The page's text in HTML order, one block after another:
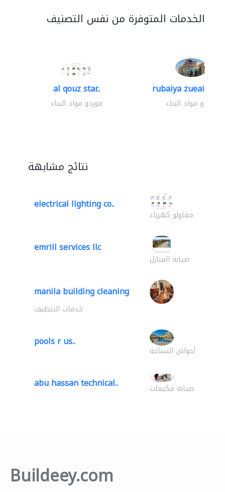
الخدمات المتوفرة من نفس التصنيف
al qouz star..
موردو مواد البناء
rubaiya zueaid
موردو مواد البناء
نتائج مشابهة
electrical lighting co..
مقاولو كهرباء
emrill services llc
صيانة المنازل
manila building cleaning
خدمات التنظيف
pools r us..
أحواض السباحة
abu hassan technical.. صيانة مكيفات
Buildeey.com